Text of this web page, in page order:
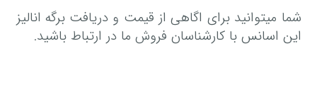
شما میتوانید برای اگاهی از قیمت و دریافت برگه انالیز
این اسانس با کارشناسان فروش ما در ارتباط باشید.